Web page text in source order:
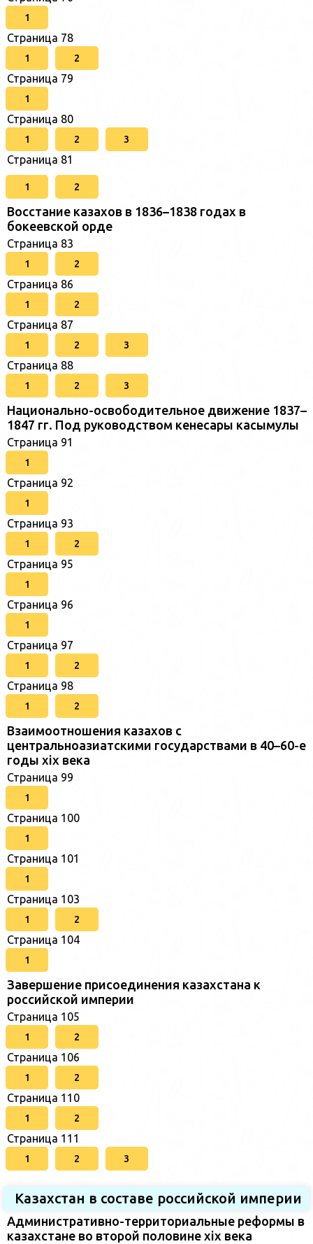
1
Страница 78
1 2
Страница 79
1
Страница 80
1 2 3
Страница 81
1 2
Восстание казахов в 1836–1838 годах в
бокеевской орде
Страница 83
1 2
Страница 86
1 2
Страница 87
1 2 3
Страница 88
1 2 3
Национально-освободительное движение 1837–
1847 гг. Под руководством кенесары касымулы
Страница 91
1
Страница 92
1
Страница 93
1 2
Страница 95
1
Страница 96
1
Страница 97
1 2
Страница 98
1 2
Взаимоотношения казахов с
центральноазиатскими государствами в 40–60-е
годы xix века
Страница 99
1
Страница 100
1
Страница 101
1
Страница 103
1 2
Страница 104
1
Завершение присоединения казахстана к
российской империи
Страница 105
1 2
Страница 106
1 2
Страница 110
1 2
Страница 111
1 2 3
Казахстан в составе российской империи
Административно-территориальные реформы в
казахстане во второй половине xix века